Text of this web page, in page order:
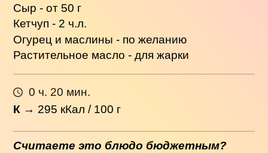
Сыр - от 50 г
Кетчуп - 2 ч.л.
Огурец и маслины - по желанию
Растительное масло - для жарки
0 ч. 20 мин.
К → 295 кКал / 100 г
Считаете это блюдо бюджетным?